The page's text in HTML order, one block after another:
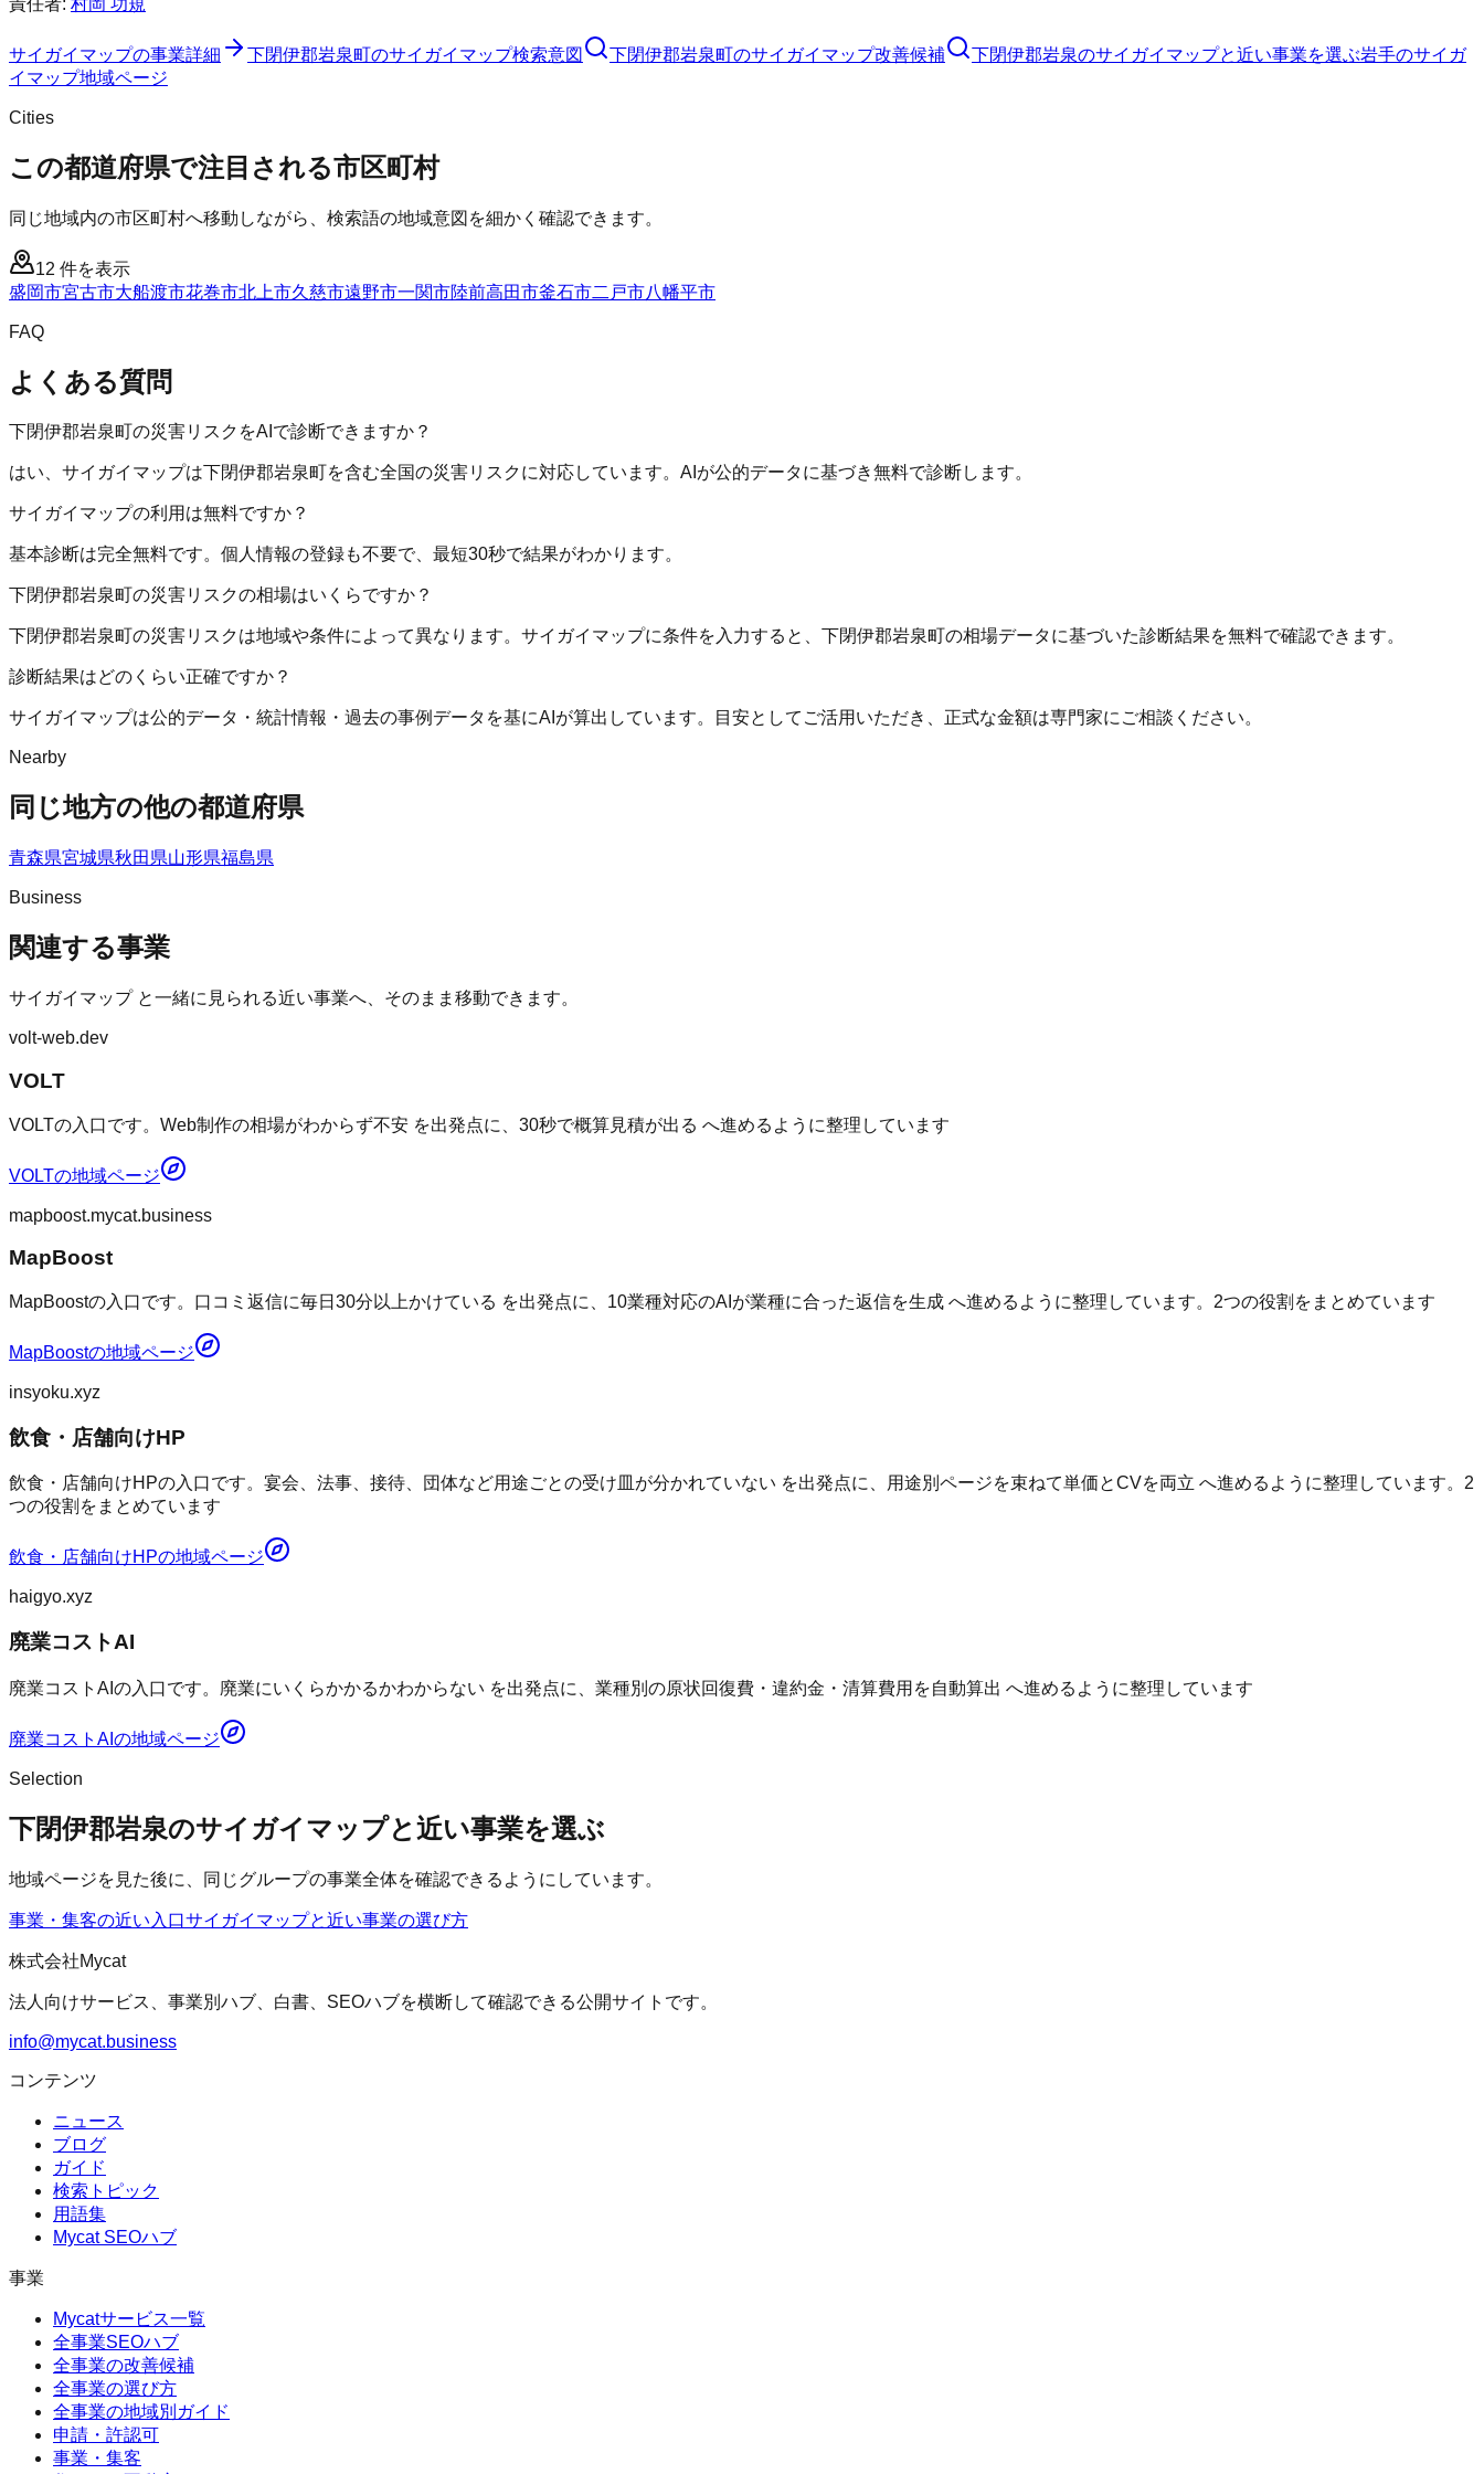
サイガイマップの事業詳細 下閉伊郡岩泉町のサイガイマップ検索意図 下閉伊郡岩泉町のサイガイマップ改善候補 下閉伊郡岩泉のサイガイマップと近い事業を選ぶ岩手のサイガ
イマップ地域ページ
Cities
この都道府県で注目される市区町村
同じ地域内の市区町村へ移動しながら、検索語の地域意図を細かく確認できます。
12 件を表示
盛岡市宮古市大船渡市花巻市北上市久慈市遠野市一関市陸前高田市釜石市二戸市八幡平市
FAQ
よくある質問
下閉伊郡岩泉町の災害リスクをAIで診断できますか？
はい、サイガイマップは下閉伊郡岩泉町を含む全国の災害リスクに対応しています。AIが公的データに基づき無料で診断します。
サイガイマップの利用は無料ですか？
基本診断は完全無料です。個人情報の登録も不要で、最短30秒で結果がわかります。
下閉伊郡岩泉町の災害リスクの相場はいくらですか？
下閉伊郡岩泉町の災害リスクは地域や条件によって異なります。サイガイマップに条件を入力すると、下閉伊郡岩泉町の相場データに基づいた診断結果を無料で確認できます。
診断結果はどのくらい正確ですか？
サイガイマップは公的データ・統計情報・過去の事例データを基にAIが算出しています。目安としてご活用いただき、正式な金額は専門家にご相談ください。
Nearby
同じ地方の他の都道府県
青森県宮城県秋田県山形県福島県
Business
関連する事業
サイガイマップと一緒に見られる近い事業へ、そのまま移動できます。
volt-web.dev
VOLT
VOLTの入口です。Web制作の相場がわからず不安 を出発点に、30秒で概算見積が出る へ進めるように整理しています
VOLTの地域ページ
mapboost.mycat.business
MapBoost
MapBoostの入口です。口コミ返信に毎日30分以上かけている を出発点に、10業種対応のAIが業種に合った返信を生成 へ進めるように整理しています。2つの役割をまとめています
MapBoostの地域ページ
insyoku.xyz
飲食・店舗向けHP
飲食・店舗向けHPの入口です。宴会、法事、接待、団体など用途ごとの受け皿が分かれていない を出発点に、用途別ページを束ねて単価とCVを両立 へ進めるように整理しています。2
つの役割をまとめています
飲食・店舗向けHPの地域ページ
haigyo.xyz
廃業コストAI
廃業コストAIの入口です。廃業にいくらかかるかわからない を出発点に、業種別の原状回復費・違約金・清算費用を自動算出 へ進めるように整理しています
廃業コストAI の地域ページ
Selection
下閉伊郡岩泉のサイガイマップと近い事業を選ぶ
地域ページを見た後に、同じグループの事業全体を確認できるようにしています。
事業・集客の近い入口サイガイマップと近い事業の選び方
株式会社Mycat
法人向けサービス、事業別ハブ、白書、SEOハブを横断して確認できる公開サイトです。
info@mycat.business
コンテンツ
ニュース
ブログ
ガイド
検索トピック
用語集
Mycat SEOハブ
事業
Mycatサービス一覧
全事業SEOハブ
全事業の改善候補
全事業の選び方
全事業の地域別ガイド
申請・許認可
事業・集客